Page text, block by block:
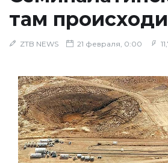
там
ZTB NEWS 21 февраля, 0:00